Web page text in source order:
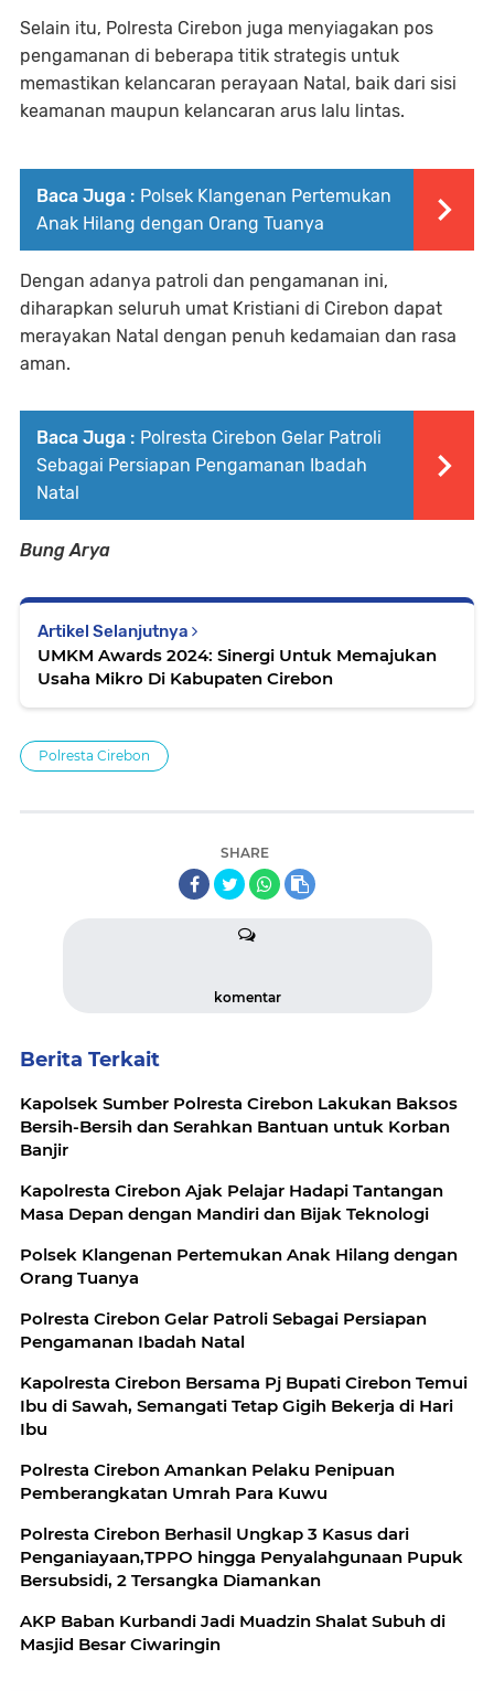
Selain itu, Polresta Cirebon juga menyiagakan pos
pengamanan di beberapa titik strategis untuk
memastikan kelancaran perayaan Natal, baik dari sisi
keamanan maupun kelancaran arus lalu lintas.
Baca Juga : Polsek Klangenan Pertemukan
Anak Hilang dengan Orang Tuanya
Dengan adanya patroli dan pengamanan ini,
diharapkan seluruh umat Kristiani di Cirebon dapat
merayakan Natal dengan penuh kedamaian dan rasa
aman.
Baca Juga : Polresta Cirebon Gelar Patroli
Sebagai Persiapan Pengamanan Ibadah
Natal
Bung Arya
Artikel Selanjutnya
UMKM Awards 2024: Sinergi Untuk Memajukan
Usaha Mikro Di Kabupaten Cirebon
Polresta Cirebon
SHARE
komentar
Berita Terkait
Kapolsek Sumber Polresta Cirebon Lakukan Baksos
Bersih-Bersih dan Serahkan Bantuan untuk Korban
Banjir
Kapolresta Cirebon Ajak Pelajar Hadapi Tantangan
Masa Depan dengan Mandiri dan Bijak Teknologi
Polsek Klangenan Pertemukan Anak Hilang dengan
Orang Tuanya
Polresta Cirebon Gelar Patroli Sebagai Persiapan
Pengamanan Ibadah Natal
Kapolresta Cirebon Bersama Pj Bupati Cirebon Temui
Ibu di Sawah, Semangati Tetap Gigih Bekerja di Hari
Ibu
Polresta Cirebon Amankan Pelaku Penipuan
Pemberangkatan Umrah Para Kuwu
Polresta Cirebon Berhasil Ungkap 3 Kasus dari
Penganiayaan,TPPO hingga Penyalahgunaan Pupuk
Bersubsidi, 2 Tersangka Diamankan
AKP Baban Kurbandi Jadi Muadzin Shalat Subuh di
Masjid Besar Ciwaringin